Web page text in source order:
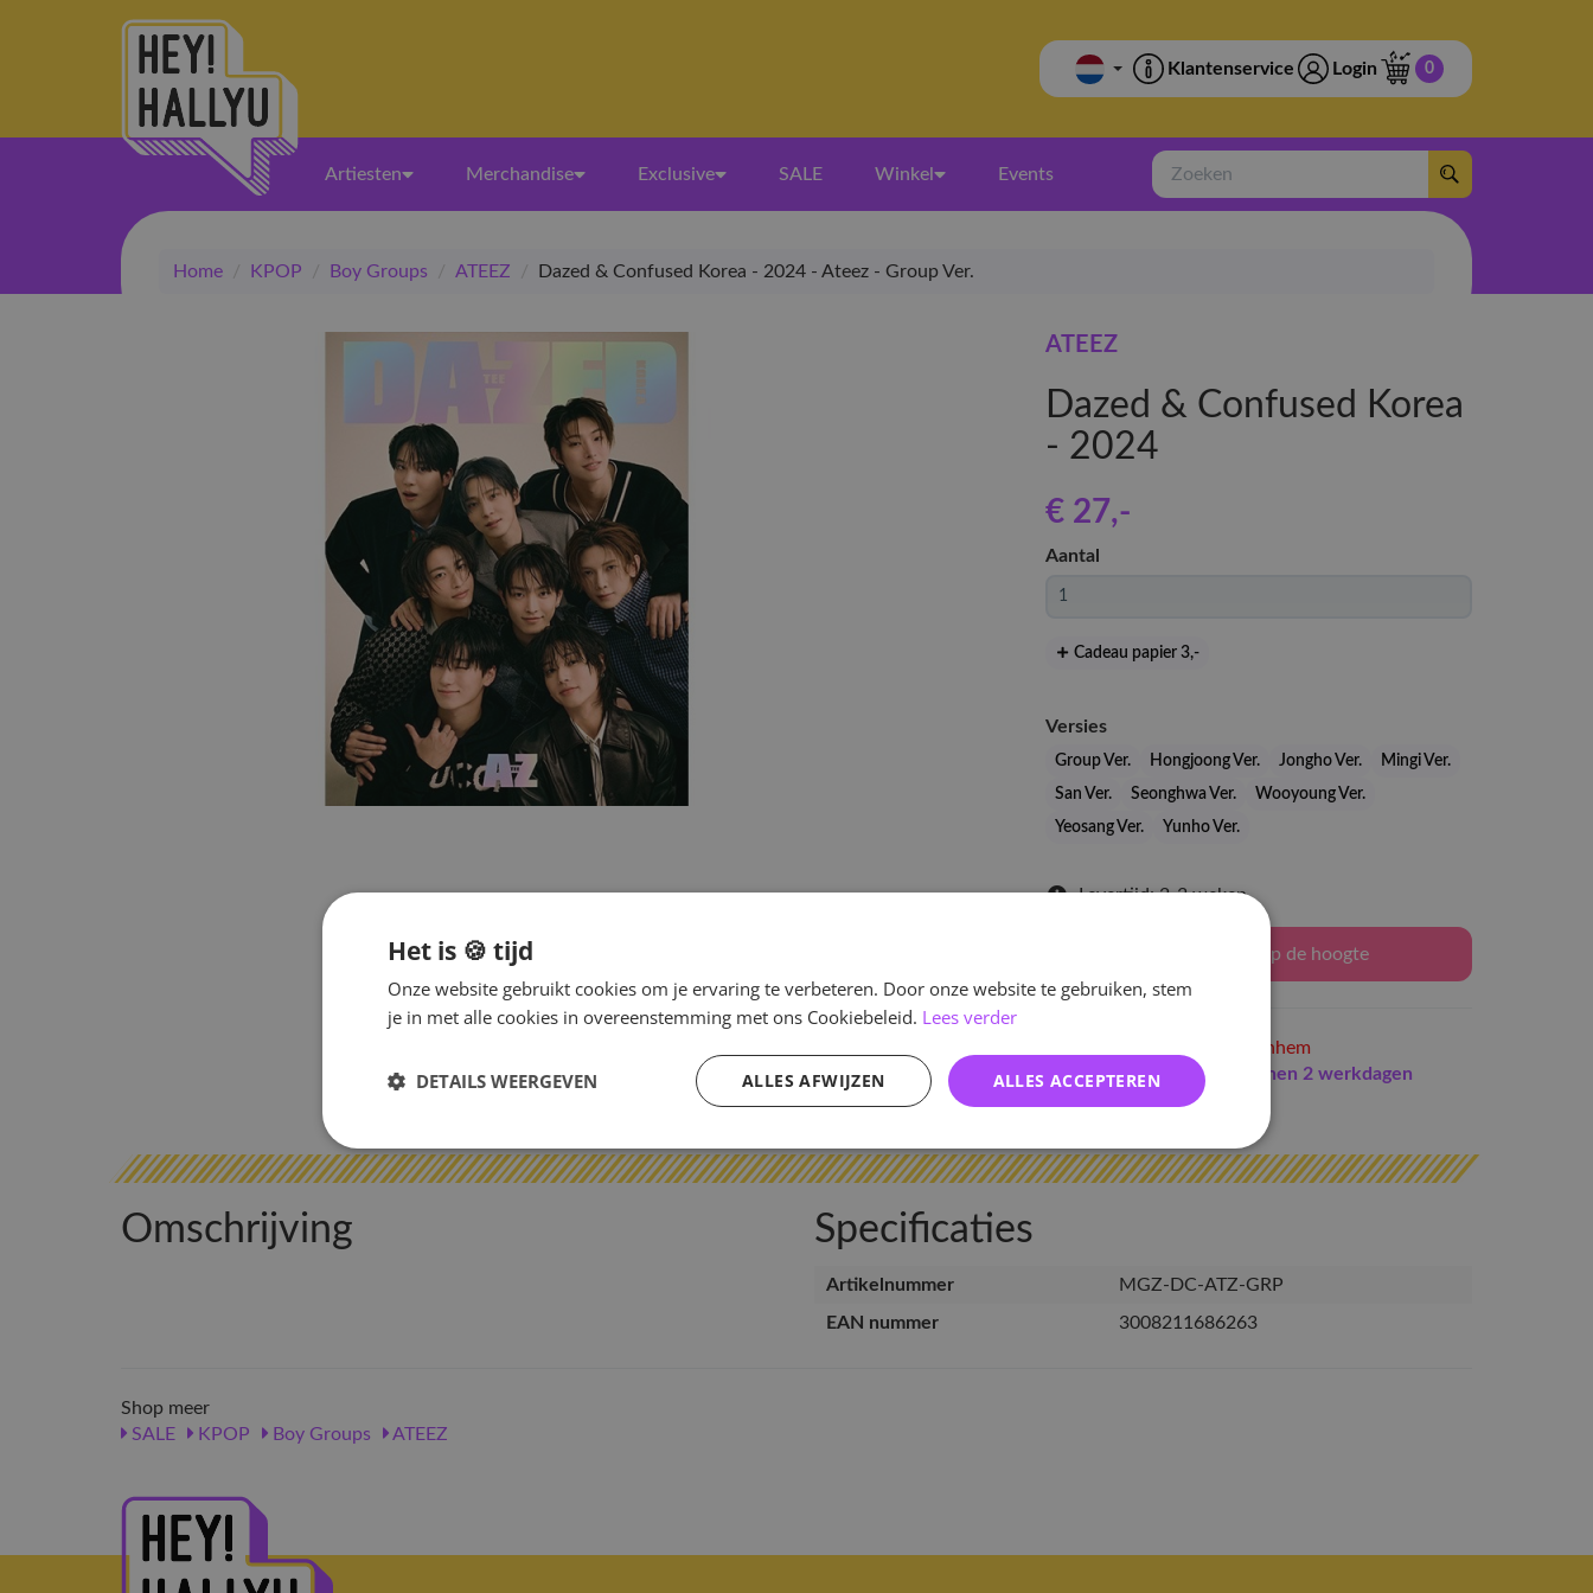
Klantenservice Login 0
Artiesten Merchandise Exclusive SALE Winkel Events
Zoeken
Home / KPOP / Boy Groups / ATEEZ / Dazed & Confused Korea - 2024 - Ateez - Group Ver.
ATEEZ
Dazed & Confused Korea
- 2024
€ 27,-
Aantal
Cadeau papier 3,-
Versies
Group Ver. Hongjoong Ver. Jongho Ver.
Mingi Ver.
San Ver.
Seonghwa Ver.
Wooyoung Ver.
Yeosang Ver.
Yunho Ver.
Levertijd: 2-3 weken
Houd mij op de hoogte
in Arnhem
Indien op voorraad
binnen 2 werkdagen
Omschrijving Specificaties
Artikelnummer
MGZ-DC-ATZ-GRP
EAN nummer
3008211686263
Shop meer
SALE
KPOP Boy Groups ATEEZ
Het is 🍪 tijd
Onze website gebruikt cookies om je ervaring te verbeteren. Door onze website te gebruiken, stem
je in met alle cookies in overeenstemming met ons Cookiebeleid. Lees verder
ALLES ACCEPTEREN
ALLES AFWIJZEN
DETAILS WEERGEVEN